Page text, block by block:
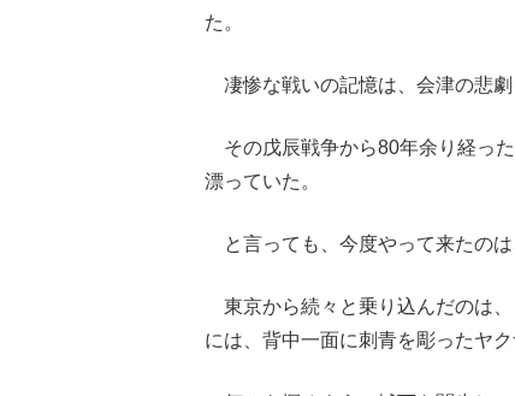
た。
凄惨な戦いの記憶は、会津の悲劇
その戊辰戦争から80年余り経っ
漂っていた。
と言っても、今度やって来たのは
東京から続々と乗り込んだのは
には、背中一面に刺青を彫ったヤ